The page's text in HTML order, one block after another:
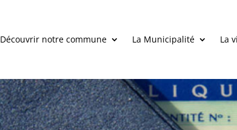
Découvrir notre commune La Municipalité La